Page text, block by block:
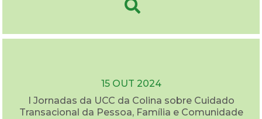
15 OUT 2024
I Jornadas da UCC da Colina sobre Cuidado
Transacional da Pessoa, Família e Comunidade